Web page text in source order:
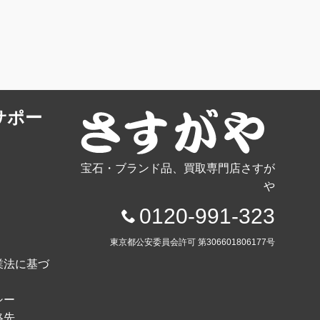
ポー
法に基づ
ー
宝石・ブランド品、買取専門店さすが
や
0120-991-323
東京都公安委員会許可 第306601806177号